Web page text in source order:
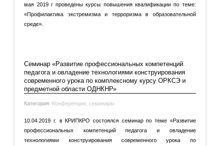
мая 2019 г проведены курсы повышения квалификации по теме:
«Профилактика экстремизма и терроризма в образовательной
среде».
Cеминар «Развитие профессиональных компетенций
педагога и овладение технологиями конструирования
современного урока по комплексному курсу ОРКСЭ и
предметной области ОДНКНР»
Категория: Конференции, семинары
10.04.2019 г. в КРИПКРО состоялся семинар по теме «Развитие
профессиональных компетенций педагога и овладение
технологиями конструирования современного урока по